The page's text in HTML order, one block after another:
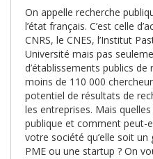
On appelle recherche
l’état français. C’est celle
CNRS, le CNES, l’Institut
Université mais pas
d’établissements publics
moins de 110 000
potentiel de résultats de
les entreprises. Mais
publique et comment peut-
votre société qu’elle soit
PME ou une startup ? On